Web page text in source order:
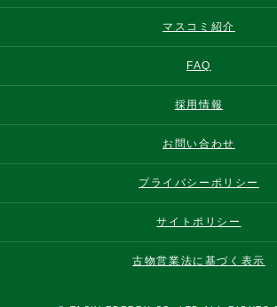
マスコミ紹介
FAQ
採用情報
お問い合わせ
プライバシーポリシー
サイトポリシー
古物営業法に基づく表示